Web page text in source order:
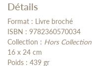
Détails
Format : Livre broché
ISBN : 9782360570034
Collection : Hors Collection
16 x 24 cm
Poids : 439 gr